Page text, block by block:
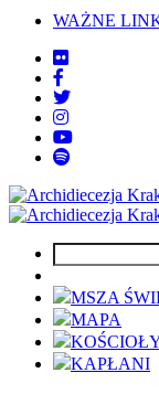
WAŻNE
MSZA
MAPA
KAPŁANI